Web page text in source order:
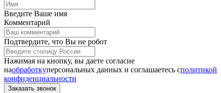
Введите Ваше имя
Комментарий
Подтвердите, что Вы не робот
Нажимая на кнопку, вы даете согласие
наобработкуперсональных данных и соглашаетесь cполитикой
конфиденциальности
Заказать звонок